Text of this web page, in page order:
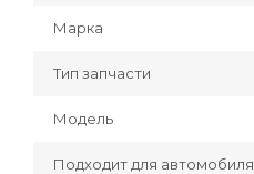
Марка
Тип запчасти
Модель
Подходит для автомобиля